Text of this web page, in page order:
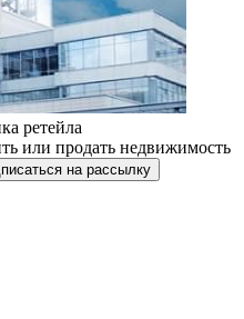
ретейла
или продать недвижимость